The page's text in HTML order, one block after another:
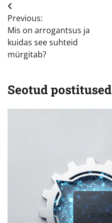
Navigeerimine
Previous:
Mis on arrogantsus ja
kuidas see suhteid
mürgitab?
Seotud postitused